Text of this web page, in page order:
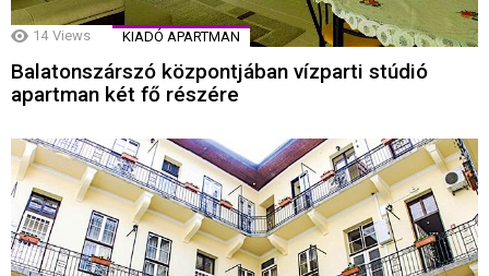
14 Views KIADÓ APARTMAN
Balatonszárszó központjában vízparti stúdió
apartman két fő részére